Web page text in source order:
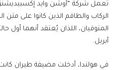
تعمل شركة “أوشن وايد
الركاب والطاقم الذين كانوا على متن
أبريل.
في هولندا، أدخلت مضيفة طيران